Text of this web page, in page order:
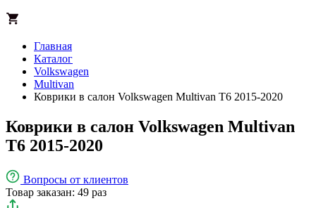
Главная
Каталог
Volkswagen
Multivan
Коврики в салон Volkswagen Multivan T6 2015-2020
Коврики в салон Volkswagen Multivan
T6 2015-2020
Вопросы от клиентов
Товар заказан: 49 раз